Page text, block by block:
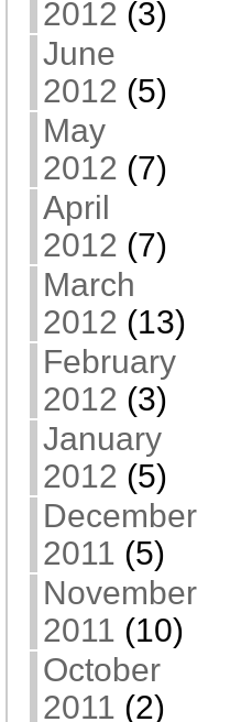
2012 (3)
June
2012 (5)
May
2012 (7)
April
2012 (7)
March
2012 (13)
February
2012 (3)
January
2012 (5)
December
2011 (5)
November
2011 (10)
October
2011 (2)